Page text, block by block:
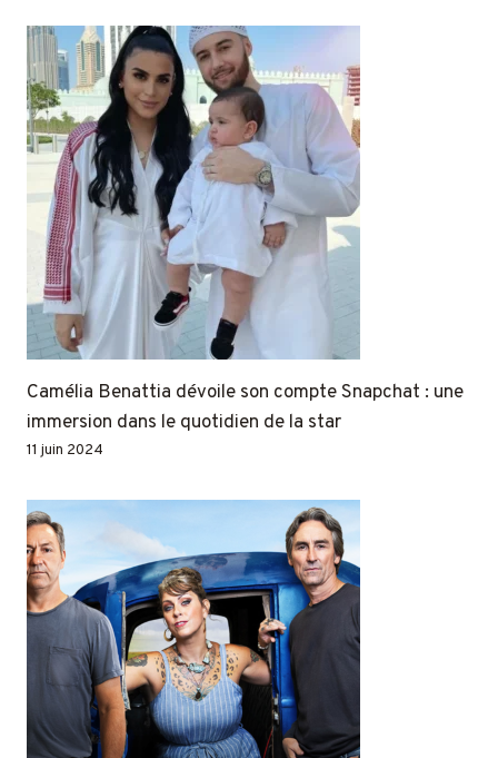
Camélia Benattia dévoile son compte Snapchat : une
immersion dans le quotidien de la star
11 juin 2024